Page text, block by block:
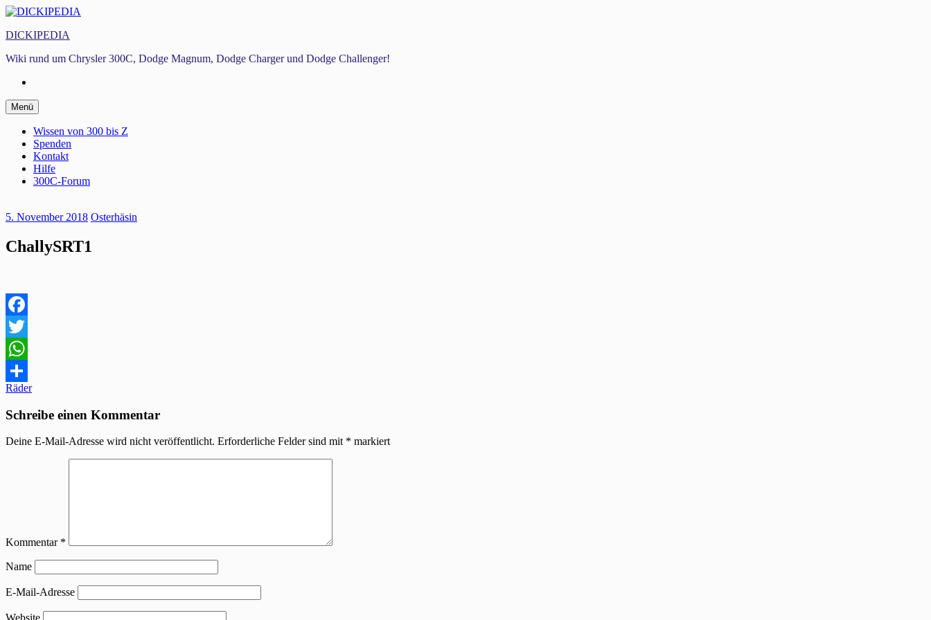
Zum
springen
DICKIPEDIA
Wiki rund um Chrysler 300C, Dodge Magnum, Dodge Charger und Dodge Challenger!
Menü Zum
Inhalt
springen
Wissen von 300 bis Z
Spenden
Kontakt
Hilfe
300C-Forum
5. November 2018 Osterhäsin
ChallySRT1
Facebook
Twitter
WhatsApp
Teilen
Beitragsnavigation
Räder
Schreibe einen Kommentar
Deine E-Mail-Adresse wird nicht veröffentlicht. Erforderliche Felder sind mit * markiert
Kommentar *
Name
E-Mail-Adresse